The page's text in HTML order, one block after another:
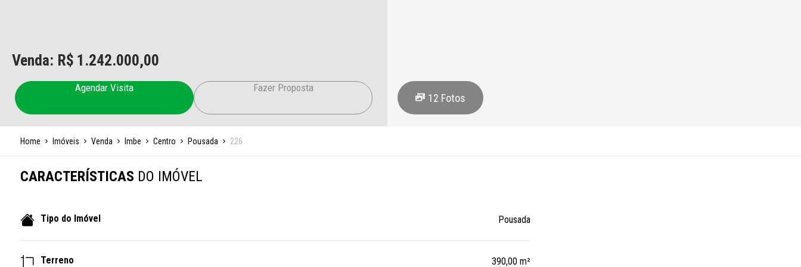
Venda: R$ 1.242.000,00
Agendar Visita Fazer Proposta
12 Fotos
Home Imóveis Venda Imbe Centro Pousada 226
CARACTERÍSTICAS DO IMÓVEL
Tipo do Imóvel Pousada
Terreno 390,00 m²